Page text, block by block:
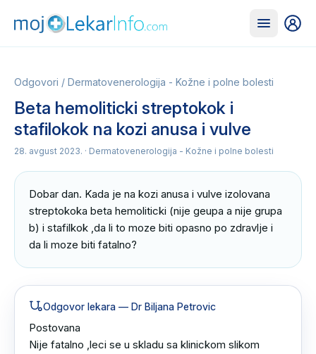
Odgovori / Dermatovenerologija - Kožne i polne bolesti
Beta hemoliticki streptokok i
stafilokok na kozi anusa i vulve
28. avgust 2023. · Dermatovenerologija - Kožne i polne bolesti
Dobar dan. Kada je na kozi anusa i vulve izolovana
streptokoka beta hemoliticki (nije geupa a nije grupa
b) i stafilkok ,da li to moze biti opasno po zdravlje i
da li moze biti fatalno?
Odgovor lekara — Dr Biljana Petrovic
Postovana
Nije fatalno ,leci se u skladu sa klinickom slikom